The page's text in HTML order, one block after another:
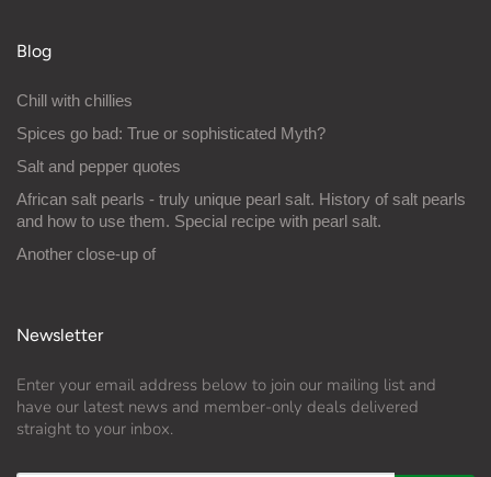
Blog
Chill with chillies
Spices go bad: True or sophisticated Myth?
Salt and pepper quotes
African salt pearls - truly unique pearl salt. History of salt pearls
and how to use them. Special recipe with pearl salt.
Another close-up of
Newsletter
Enter your email address below to join our mailing list and
have our latest news and member-only deals delivered
straight to your inbox.